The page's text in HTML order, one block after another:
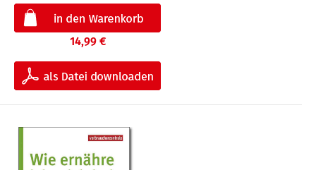
14,99 €